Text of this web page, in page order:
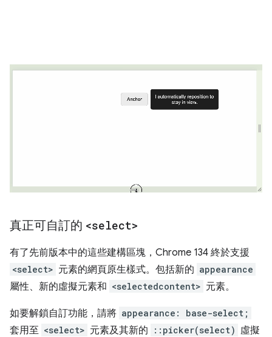
真正可自訂的 <select>
有了先前版本中的這些建構區塊，Chrome 134 終於支援
<select> 元素的網頁原生樣式。包括新的 appearance
屬性、新的虛擬元素和 <selectedcontent> 元素。
如要解鎖自訂功能，請將 appearance: base-select;
套用至 <select> 元素及其新的 ::picker(select) 虛擬